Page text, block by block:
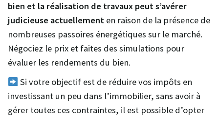
bien et la réalisation de travaux peut s’avérer
judicieuse actuellement en raison de la présence de
nombreuses passoires énergétiques sur le marché.
Négociez le prix et faites des simulations pour
évaluer les rendements du bien.
Si votre objectif est de réduire vos impôts en
investissant un peu dans l’immobilier, sans avoir à
gérer toutes ces contraintes, il est possible d’opter